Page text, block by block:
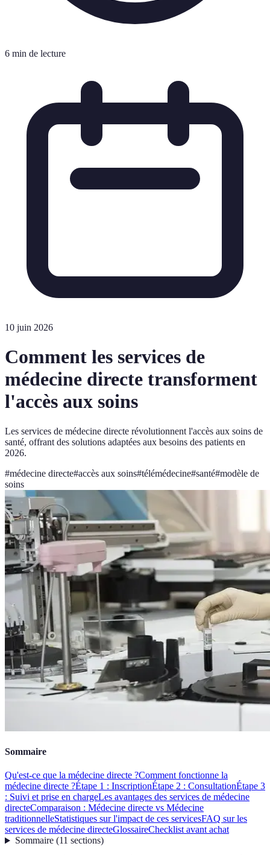
6 min de lecture
10 juin 2026
Comment les services de
médecine directe transforment
l'accès aux soins
Les services de médecine directe révolutionnent l'accès aux soins de
santé, offrant des solutions adaptées aux besoins des patients en
2026.
#médecine directe#accès aux soins#télémédecine#santé#modèle de
soins
Sommaire
Qu'est-ce que la médecine directe ?Comment fonctionne la
médecine directe ?Étape 1 : InscriptionÉtape 2 : ConsultationÉtape 3
: Suivi et prise en chargeLes avantages des services de médecine
directeComparaison : Médecine directe vs Médecine
traditionnelleStatistiques sur l'impact de ces servicesFAQ sur les
services de médecine directeGlossaireChecklist avant achat
Sommaire(11 sections)